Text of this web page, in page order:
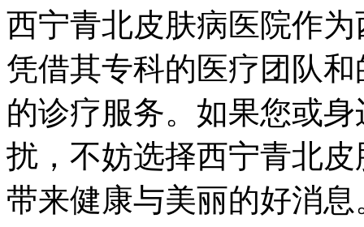
西宁青北皮肤病医院作
凭借其专科的医疗团队
的诊疗服务。如果您或
扰，不妨选择西宁青北
带来健康与美丽的好消息